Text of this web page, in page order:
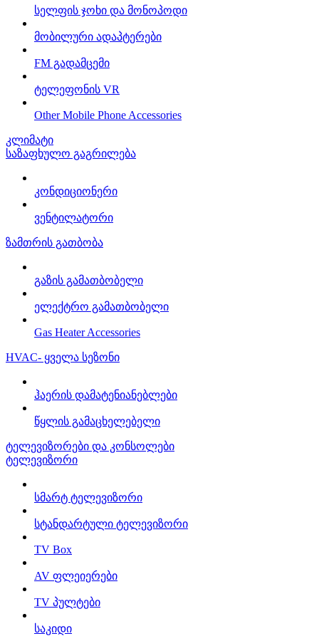
სელფის ჯოხი და მონოპოდი
მობილური ადაპტერები
FM გადამცემი
ტელეფონის VR
Other Mobile Phone Accessories
კლიმატი
საზაფხულო გაგრილება
კონდიციონერი
ვენტილატორი
ზამთრის გათბობა
გაზის გამათბობელი
ელექტრო გამათბობელი
Gas Heater Accessories
HVAC- ყველა სეზონი
ჰაერის დამატენიანებლები
წყლის გამაცხელებელი
ტელევიზორები და კონსოლები
ტელევიზორი
სმარტ ტელევიზორი
სტანდარტული ტელევიზორი
TV Box
AV ფლეიერები
TV პულტები
საკიდი